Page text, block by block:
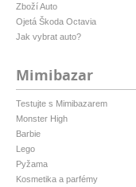
Zboží Auto
Ojetá Škoda Octavia
Jak vybrat auto?
Mimibazar
Testujte s Mimibazarem
Monster High
Barbie
Lego
Pyžama
Kosmetika a parfémy